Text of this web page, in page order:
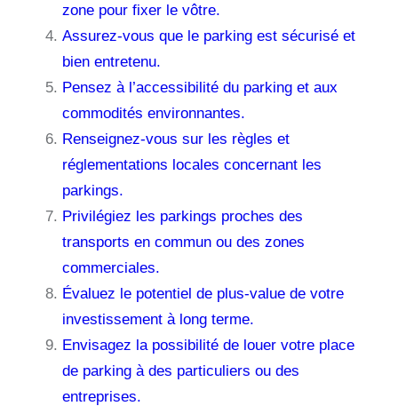
zone pour fixer le vôtre.
Assurez-vous que le parking est sécurisé et
bien entretenu.
Pensez à l’accessibilité du parking et aux
commodités environnantes.
Renseignez-vous sur les règles et
réglementations locales concernant les
parkings.
Privilégiez les parkings proches des
transports en commun ou des zones
commerciales.
Évaluez le potentiel de plus-value de votre
investissement à long terme.
Envisagez la possibilité de louer votre place
de parking à des particuliers ou des
entreprises.